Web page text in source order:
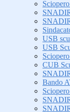
USB
USB
CUB
Bando